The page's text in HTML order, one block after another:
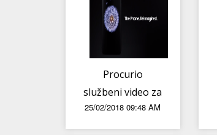
Procurio
službeni video za
Samsung Galaxy
S9 i S9+
25/02/2018 09:48 AM